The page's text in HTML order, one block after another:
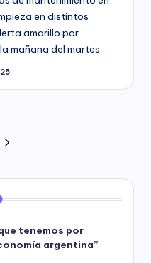
en distintos
amarillo por
mañana del martes.
tenemos por
argentina”